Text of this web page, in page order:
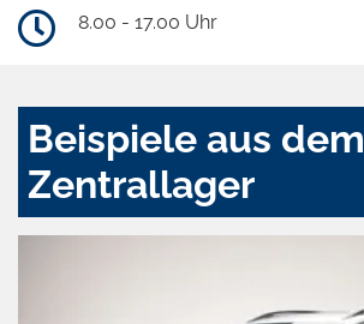
8.00 - 17.00 Uhr
Beispiele aus dem
Zentrallager